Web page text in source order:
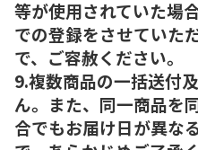
等が使用されていた場
での登録をさせていた
で、ご容赦ください。
9.複数商品の一括送付
ん。また、同一商品を
合でもお届け日が異な